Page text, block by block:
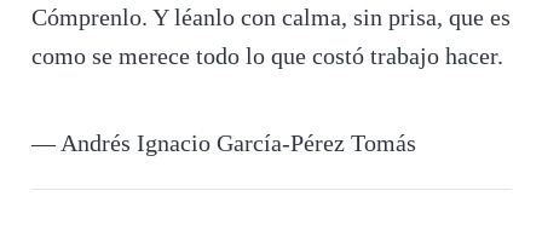
Cómprenlo. Y léanlo con calma, sin prisa, que es
como se merece todo lo que costó trabajo hacer.
— Andrés Ignacio García-Pérez Tomás